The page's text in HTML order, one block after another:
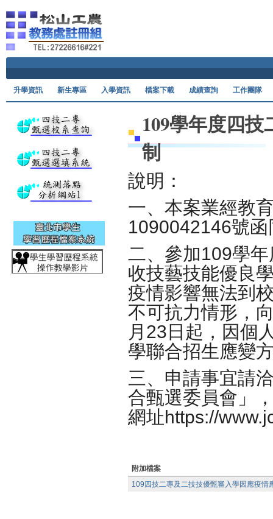
升學資訊 新生專區 入學資訊 檔案下載 成績查詢 工作團隊
109學年度四
制
說明：
一、本案業經教
1090042146號
二、參加109學
收技藝技能優良
疫情影響無法到
不可抗力情形，
月23日起，因個
學聯合招生應變
三、申請事宜請
合甄選委員會」
網址https://
附加檔案
109四技二專及二技技優甄審入學因應疫情